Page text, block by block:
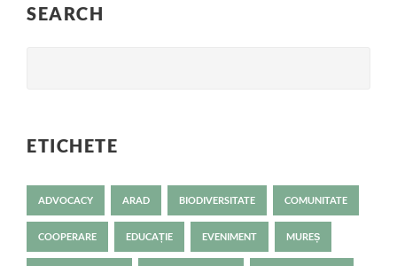
SEARCH
ETICHETE
ADVOCACY ARAD BIODIVERSITATE COMUNITATE
COOPERARE EDUCAȚIE EVENIMENT MUREȘ